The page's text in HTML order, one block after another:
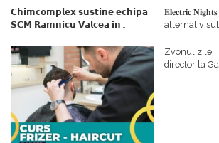
𝗖𝗵𝗶𝗺𝗰𝗼𝗺𝗽𝗹𝗲𝘅 𝘀𝘂𝘀𝘁𝗶𝗻𝗲 𝗲𝗰𝗵𝗶𝗽𝗮
𝗦𝗖𝗠 𝗥𝗮𝗺𝗻𝗶𝗰𝘂 𝗩𝗮𝗹𝗰𝗲𝗮 𝗶𝗻
𝗳𝗶𝗻𝗮𝗻𝘁𝗮𝘁𝗼𝗿
𝐄𝐥𝐞𝐜𝐭𝐫𝐢𝐜
alternativ
Zvonul zilei:
director la